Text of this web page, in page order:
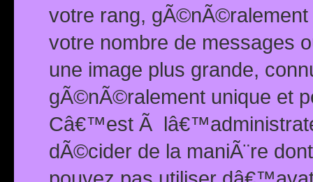
votre rang,
votre nombre de messages
une image plus grande,
gÃ©nÃ©ralement unique et
Câ€™est Ã
dÃ©cider de la maniÃ¨re